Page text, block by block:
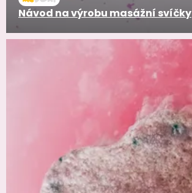
Návod na výrobu masážní svíčky